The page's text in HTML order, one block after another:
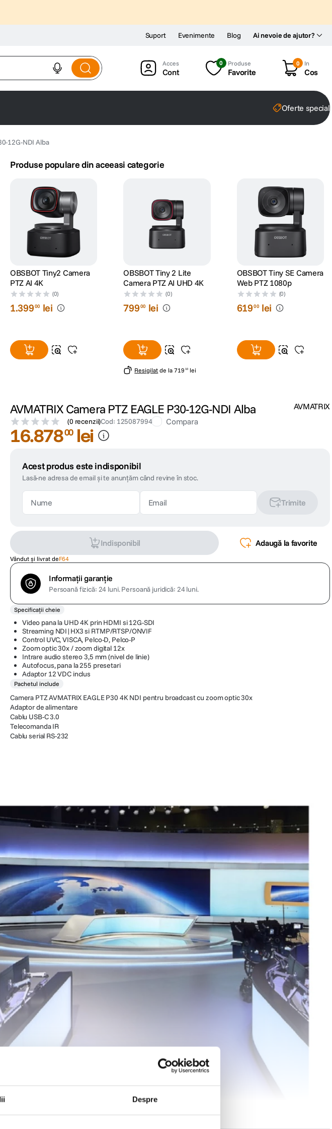
Despre
Ai nevoie de ajutor?
Suport Evenimente Blog
Cont
0 Produse
Favorite
0 In
Cos
Oferte
12G-NDI Alba
Produse populare din aceeasi categorie
OBSBOT Tiny2 Camera
PTZ AI 4K
(0)
1.39900 lei
OBSBOT Tiny 2 Lite
Camera PTZ AI UHD 4K
(0)
79900 lei
Resigilat de la 719 10 lei
OBSBOT Tiny SE Camera
Web PTZ 1080p
(0)
61900 lei
AVMATRIX Camera PTZ EAGLE P30-12G-NDI Alba
(0 recenzii)Cod: 125087994 Compara
AVMATRIX
16.87800 lei
Acest produs este indisponibil
Lasă-ne adresa de email și te anunțăm când revine în stoc.
Trimite
Indisponibil Adaugă la favorite
Vândut și livrat deF64
Informații garanție
Persoană fizică: 24 luni.Persoană juridică: 24 luni.
Specificații cheie
Video pana la UHD 4K prin HDMI si 12G-SDI
Streaming NDI|HX3 si RTMP/RTSP/ONVIF
Control UVC, VISCA, Pelco-D, Pelco-P
Zoom optic 30x / zoom digital 12x
Intrare audio stereo 3,5 mm (nivel de linie)
Autofocus, pana la 255 presetari
Adaptor 12 VDC inclus
Pachetul include
Camera PTZ AVMATRIX EAGLE P30 4K NDI pentru broadcast cu zoom optic 30x
Adaptor de alimentare
Cablu USB-C 3.0
Telecomanda IR
Cablu serial RS-232